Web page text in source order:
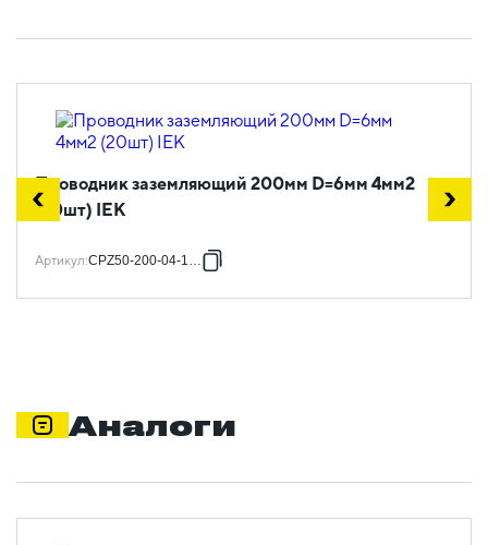
Проводник заземляющий 200мм D=6мм 4мм2
(20шт) IEK
Артикул:CPZ50-200-04-1-06
Аналоги